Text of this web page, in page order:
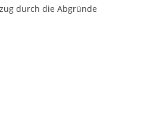
durch die Abgründe